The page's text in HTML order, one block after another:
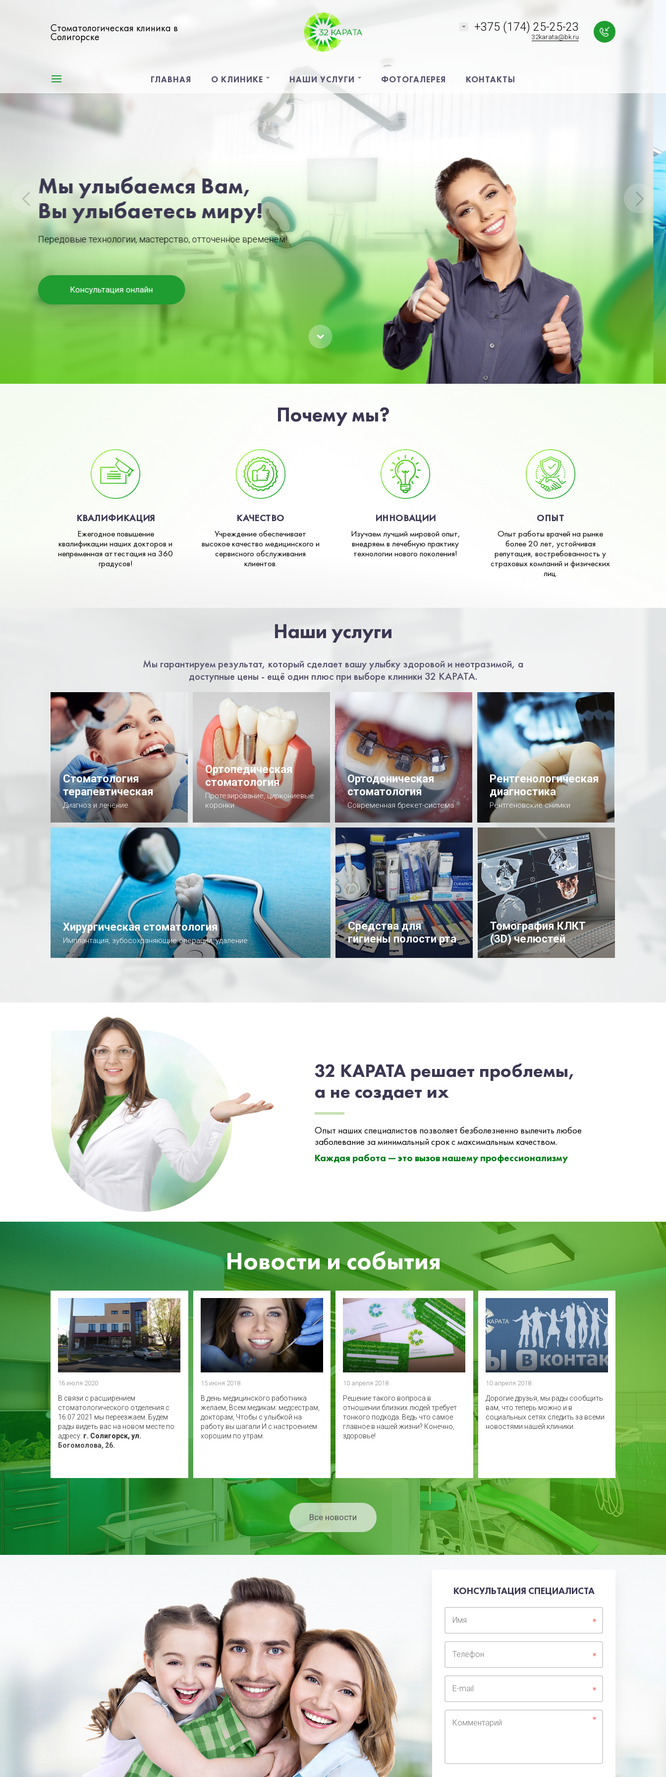
Стоматологическая клиника в
Солигорске
+375 (174) 25-25-23
32karata@bk.ru
ГЛАВНАЯ О КЛИНИКЕ НАШИ УСЛУГИ ФОТОГАЛЕРЕЯ КОНТАКТЫ
это территория здоровых
улыбок и хорошего настроения!
Почему мы?
КВАЛИФИКАЦИЯ
Ежегодное повышение
квалификации наших докторов и
непременная аттестация на 360
градусов!
КАЧЕСТВО
Учреждение обеспечивает
высокое качество медицинского и
сервисного обслуживания
клиентов.
ИННОВАЦИИ
Изучаем лучший мировой опыт,
внедряем в лечебную практику
технологии нового поколения!
ОПЫТ
Опыт работы врачей на рынке
более 20 лет, устойчивая
репутация, востребованность у
страховых компаний и физических
лиц.
Наши услуги
Мы гарантируем результат, который сделает вашу улыбку здоровой и неотразимой, а
доступные цены - ещё один плюс при выборе клиники 32 КАРАТА.
Стоматология
терапевтическая
Диагноз и лечение
Подробнее
Ортопедическая
стоматология
Протезирование, циркониевые
коронки
Ортодоническая
стоматология
Современная брекет-система
Подробнее
Рентгенологическая
диагностика
Рентгеновские снимки
Подробнее
Хирургическая стоматология
Имплантация, зубосохраняющие операции, удаление
Средства для
гигиены полости рта
Томография КЛКТ
(3D) челюстей
32 КАРАТА решает проблемы,
а не создает их
Опыт наших специалистов позволяет безболезненно вылечить любое
заболевание за минимальный срок с максимальным качеством.
Каждая работа — это вызов нашему профессионализму
Новости и события
16 июля 2020
В связи с расширением
стоматологического отделения с
16.07.2021 мы переезжаем. Будем
рады видеть вас на новом месте по
адресу: г. Солигорск, ул.
Богомолова, 26.
15 июня 2018
В день медицинского работника
желаем, Всем медикам: медсестрам,
докторам, Чтобы с улыбкой на
работу вы шагали И с настроением
хорошим по утрам.
10 апреля 2018
Решение такого вопроса в
отношении близких людей требует
тонкого подхода. Ведь что самое
главное в нашей жизни? Конечно,
здоровье!
10 апреля 2018
Дорогие друзья, мы рады сообщить
вам, что теперь можно и в
социальных сетях следить за всеми
новостями нашей клиники.
Все новости
КОНСУЛЬТАЦИЯ СПЕЦИАЛИСТА
Имя
Телефон
E-mail
Комментарий